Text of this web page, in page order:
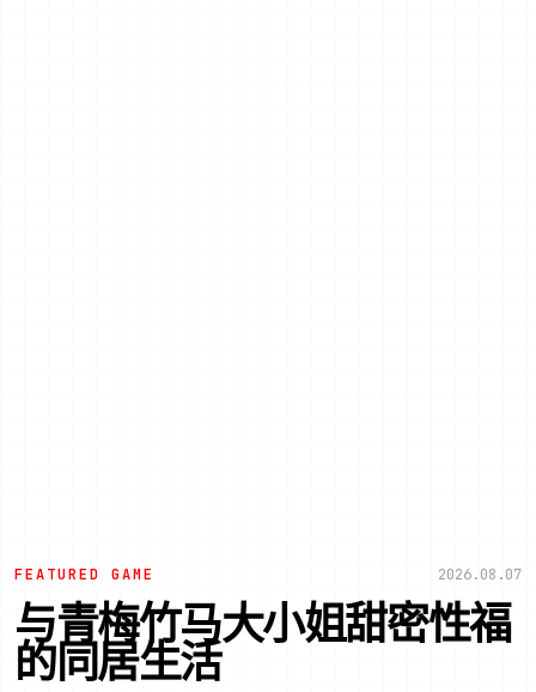
FEATURED GAME 2026.08.07
与青梅竹马大小姐甜密性福
的同居生活